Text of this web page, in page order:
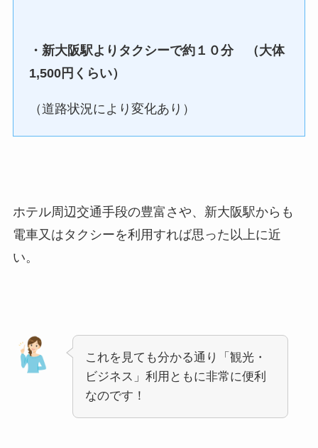
・新大阪駅よりタクシーで約１０分 （大体
1,500円くらい）
（道路状況により変化あり）
ホテル周辺交通手段の豊富さや、新大阪駅からも
電車又はタクシーを利用すれば思った以上に近
い。
これを見ても分かる通り「観光・
ビジネス」利用ともに非常に便利
なのです！